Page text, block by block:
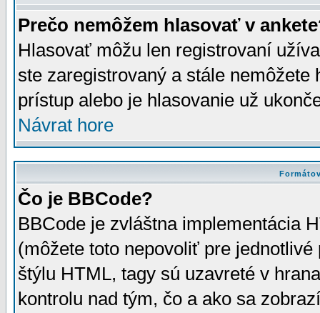
Prečo nemôžem hlasovať v
Hlasovať môžu len registrovaní
ste zaregistrovaný a stále
prístup alebo je hlasovanie už
Návrat hore
Čo je BBCode?
BBCode je zvláštna implementácia
(môžete toto nepovoliť pre
štýlu HTML, tagy sú uzavreté v
kontrolu nad tým, čo a ako sa